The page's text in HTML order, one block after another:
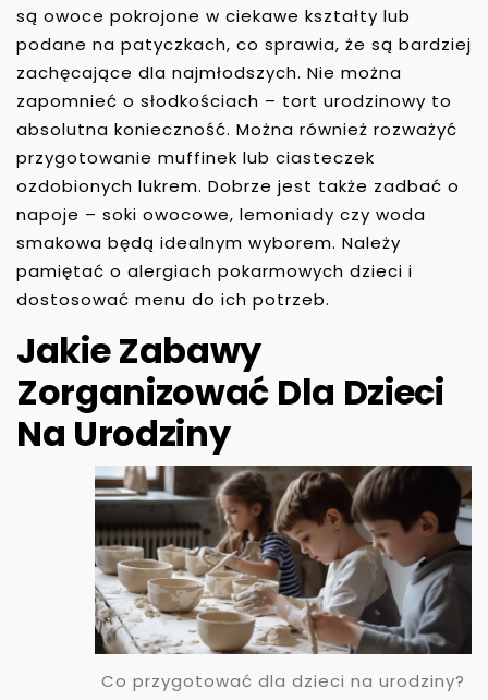
są owoce pokrojone w ciekawe kształty lub
podane na patyczkach, co sprawia, że są bardziej
zachęcające dla najmłodszych. Nie można
zapomnieć o słodkościach – tort urodzinowy to
absolutna konieczność. Można również rozważyć
przygotowanie muffinek lub ciasteczek
ozdobionych lukrem. Dobrze jest także zadbać o
napoje – soki owocowe, lemoniady czy woda
smakowa będą idealnym wyborem. Należy
pamiętać o alergiach pokarmowych dzieci i
dostosować menu do ich potrzeb.
Jakie Zabawy
Zorganizować Dla Dzieci
Na Urodziny
Co przygotować dla dzieci na urodziny?